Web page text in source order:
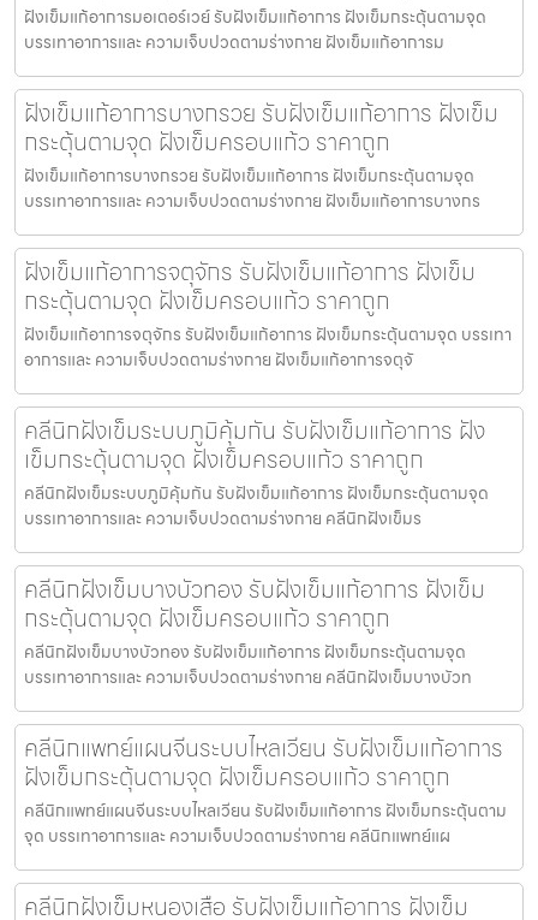
ฝังเข็มแก้อาการมอเตอร์เวย์ รับฝังเข็มแก้อาการ ฝังเข็มกระตุ้นตามจุด
บรรเทาอาการและ ความเจ็บปวดตามร่างกาย ฝังเข็มแก้อาการม
ฝังเข็มแก้อาการบางกรวย รับฝังเข็มแก้อาการ ฝังเข็ม
กระตุ้นตามจุด ฝังเข็มครอบแก้ว ราคาถูก
ฝังเข็มแก้อาการบางกรวย รับฝังเข็มแก้อาการ ฝังเข็มกระตุ้นตามจุด
บรรเทาอาการและ ความเจ็บปวดตามร่างกาย ฝังเข็มแก้อาการบางกร
ฝังเข็มแก้อาการจตุจักร รับฝังเข็มแก้อาการ ฝังเข็ม
กระตุ้นตามจุด ฝังเข็มครอบแก้ว ราคาถูก
ฝังเข็มแก้อาการจตุจักร รับฝังเข็มแก้อาการ ฝังเข็มกระตุ้นตามจุด บรรเทา
อาการและ ความเจ็บปวดตามร่างกาย ฝังเข็มแก้อาการจตุจั
คลีนิกฝังเข็มระบบภูมิคุ้มกัน รับฝังเข็มแก้อาการ ฝัง
เข็มกระตุ้นตามจุด ฝังเข็มครอบแก้ว ราคาถูก
คลีนิกฝังเข็มระบบภูมิคุ้มกัน รับฝังเข็มแก้อาการ ฝังเข็มกระตุ้นตามจุด
บรรเทาอาการและ ความเจ็บปวดตามร่างกาย คลีนิกฝังเข็มร
คลีนิกฝังเข็มบางบัวทอง รับฝังเข็มแก้อาการ ฝังเข็ม
กระตุ้นตามจุด ฝังเข็มครอบแก้ว ราคาถูก
คลีนิกฝังเข็มบางบัวทอง รับฝังเข็มแก้อาการ ฝังเข็มกระตุ้นตามจุด
บรรเทาอาการและ ความเจ็บปวดตามร่างกาย คลีนิกฝังเข็มบางบัวท
คลีนิกแพทย์แผนจีนระบบไหลเวียน รับฝังเข็มแก้อาการ
ฝังเข็มกระตุ้นตามจุด ฝังเข็มครอบแก้ว ราคาถูก
คลีนิกแพทย์แผนจีนระบบไหลเวียน รับฝังเข็มแก้อาการ ฝังเข็มกระตุ้นตาม
จุด บรรเทาอาการและ ความเจ็บปวดตามร่างกาย คลีนิกแพทย์แผ
คลีนิกฝังเข็มหนองเสือ รับฝังเข็มแก้อาการ ฝังเข็ม